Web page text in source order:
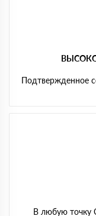
Подтвержденное
В любую точку